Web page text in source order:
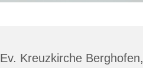
Ev. Kreuzkirche Berghofen,